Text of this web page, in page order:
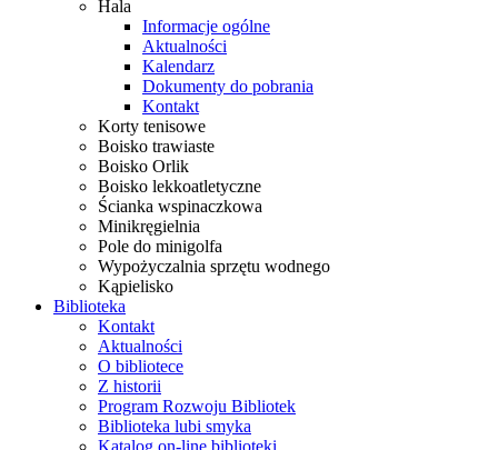
Hala
Informacje ogólne
Aktualności
Kalendarz
Dokumenty do pobrania
Kontakt
Korty tenisowe
Boisko trawiaste
Boisko Orlik
Boisko lekkoatletyczne
Ścianka wspinaczkowa
Minikręgielnia
Pole do minigolfa
Wypożyczalnia sprzętu wodnego
Kąpielisko
Biblioteka
Kontakt
Aktualności
O bibliotece
Z historii
Program Rozwoju Bibliotek
Biblioteka lubi smyka
Katalog on-line biblioteki